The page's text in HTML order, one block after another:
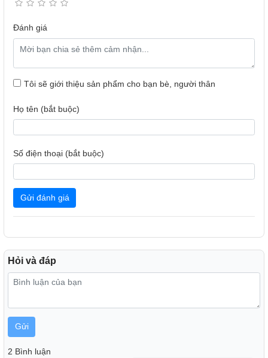
Đánh giá
Tôi sẽ giới thiệu sản phẩm cho bạn bè, người thân
Họ tên (bắt buộc)
Số điện thoại (bắt buộc)
Gửi đánh giá
Hỏi và đáp
Gửi
2 Bình luận